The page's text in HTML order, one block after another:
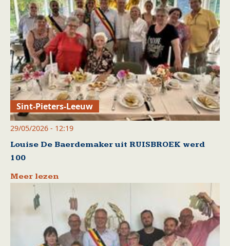
Sint-Pieters-Leeuw
29/05/2026 - 12:19
Louise De Baerdemaker uit RUISBROEK werd
100
Meer lezen